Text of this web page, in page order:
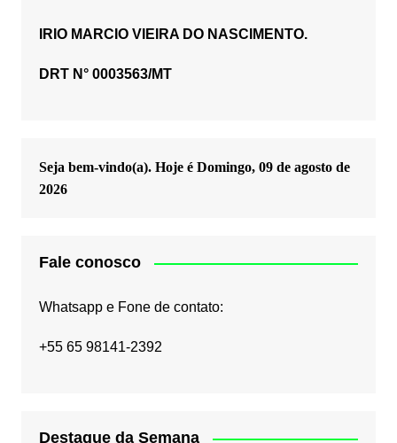
IRIO MARCIO VIEIRA DO NASCIMENTO.
DRT N° 0003563/MT
Seja bem-vindo(a). Hoje é Domingo, 09 de agosto de
2026
Fale conosco
Whatsapp e Fone de contato:
+55 65 98141-2392
Destaque da Semana